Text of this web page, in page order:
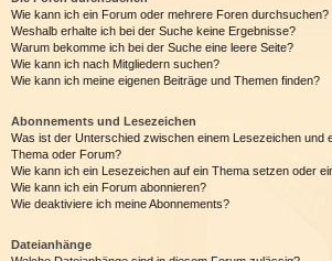
Wie kann ich ein Forum oder mehrere Foren durchsuchen?
Weshalb erhalte ich bei der Suche keine Ergebnisse?
Warum bekomme ich bei der Suche eine leere Seite?
Wie kann ich nach Mitgliedern suchen?
Wie kann ich meine eigenen Beiträge und Themen finden?
Abonnements und Lesezeichen
Was ist der Unterschied zwischen einem Lesezeichen und
Thema oder Forum?
Wie kann ich ein Lesezeichen auf ein Thema setzen oder
Wie kann ich ein Forum abonnieren?
Wie deaktiviere ich meine Abonnements?
Dateianhänge